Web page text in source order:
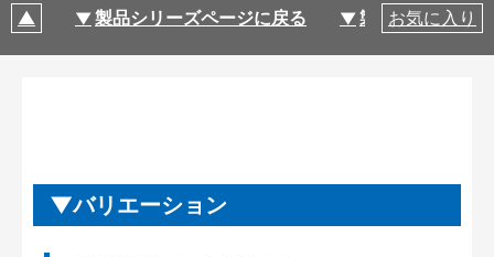
製品シリーズページに戻る 製品仕様
お気に入り
バリエーション